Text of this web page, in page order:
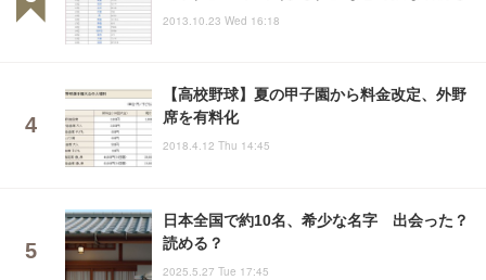
2013.10.23 Wed 16:18
【高校野球】夏の甲子園から料金改定、外野
席を有料化
2018.4.12 Thu 14:45
日本全国で約10名、希少な名字 出会った？
読める？
2025.5.27 Tue 17:45